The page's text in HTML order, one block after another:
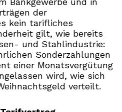
der
kein tarifliches
gilt, wie bereits
und Stahlindustrie:
Sonderzahlungen
einer Monatsvergütung
wird, wie sich
verteilt.